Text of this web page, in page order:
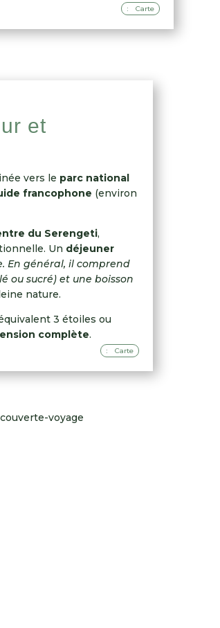
Carte
et
vers le parc national
francophone (environ
du Serengeti,
Un déjeuner
En général, il comprend
ou sucré) et une boisson
nature.
3 étoiles ou
complète.
Carte